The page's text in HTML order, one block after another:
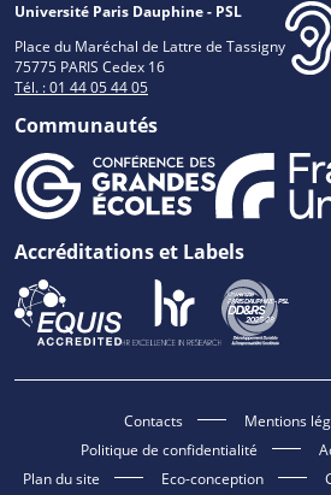
Université Paris Dauphine - PSL
Place du Maréchal de Lattre de Tassigny
75775 PARIS Cedex 16
Tél. : 01 44 05 44 05
Communautés
Accréditations et Labels
Contacts
Mentions
Politique de confidentialité
Plan du site
Eco-conception